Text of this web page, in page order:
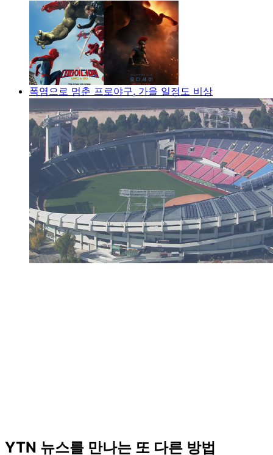
폭염으로 멈춘 프로야구, 가을 일정도 비상
YTN 뉴스를 만나는 또 다른 방법